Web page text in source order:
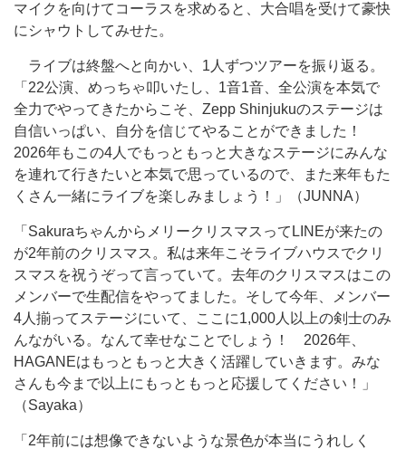
マイクを向けてコーラスを求めると、大合唱を受けて豪快
にシャウトしてみせた。
ライブは終盤へと向かい、1人ずつツアーを振り返る。
「22公演、めっちゃ叩いたし、1音1音、全公演を本気で
全力でやってきたからこそ、Zepp Shinjukuのステージは
自信いっぱい、自分を信じてやることができました！
2026年もこの4人でもっともっと大きなステージにみんな
を連れて行きたいと本気で思っているので、また来年もた
くさん一緒にライブを楽しみましょう！」（JUNNA）
「SakuraちゃんからメリークリスマスってLINEが来たの
が2年前のクリスマス。私は来年こそライブハウスでクリ
スマスを祝うぞって言っていて。去年のクリスマスはこの
メンバーで生配信をやってました。そして今年、メンバー
4人揃ってステージにいて、ここに1,000人以上の剣士のみ
んながいる。なんて幸せなことでしょう！ 2026年、
HAGANEはもっともっと大きく活躍していきます。みな
さんも今まで以上にもっともっと応援してください！」
（Sayaka）
「2年前には想像できないような景色が本当にうれしく